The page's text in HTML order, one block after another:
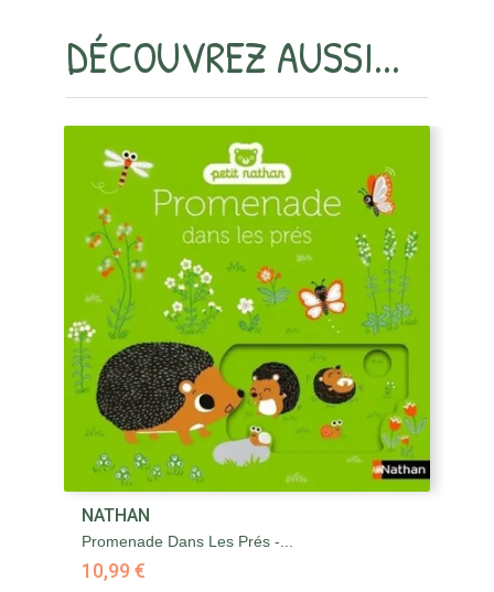
DÉCOUVREZ AUSSI...
NATHAN
Promenade Dans Les Prés -...
10,99 €